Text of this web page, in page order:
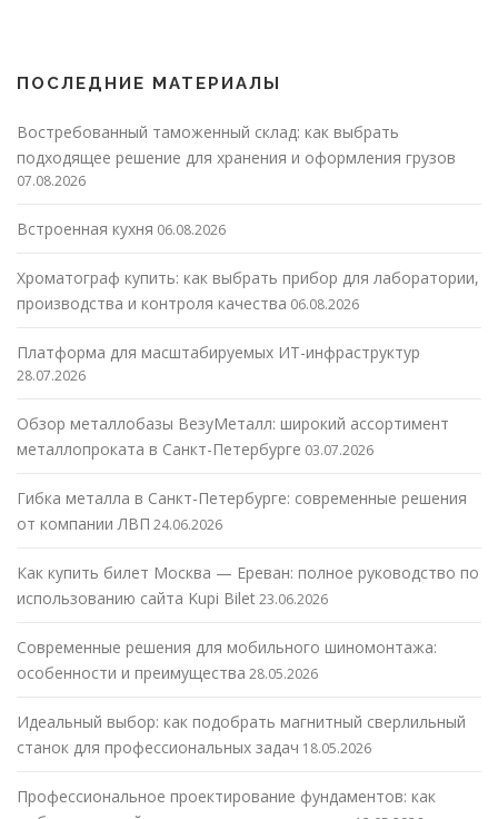
ПОСЛЕДНИЕ МАТЕРИАЛЫ
Востребованный таможенный склад: как выбрать
подходящее решение для хранения и оформления грузов
07.08.2026
Встроенная кухня 06.08.2026
Хроматограф купить: как выбрать прибор для лаборатории,
производства и контроля качества 06.08.2026
Платформа для масштабируемых ИТ-инфраструктур
28.07.2026
Обзор металлобазы ВезуМеталл: широкий ассортимент
металлопроката в Санкт-Петербурге 03.07.2026
Гибка металла в Санкт-Петербурге: современные решения
от компании ЛВП 24.06.2026
Как купить билет Москва — Ереван: полное руководство по
использованию сайта Kupi Bilet23.06.2026
Современные решения для мобильного шиномонтажа:
особенности и преимущества 28.05.2026
Идеальный выбор: как подобрать магнитный сверлильный
станок для профессиональных задач 18.05.2026
Профессиональное проектирование фундаментов: как